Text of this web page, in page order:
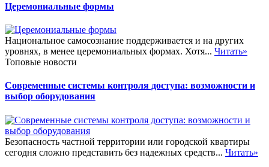
Церемониальные формы
Национальное самосознание поддерживается и на других
уровнях, в менее церемониальных формах. Хотя... Читать»
Топовые новости
Современные системы контроля доступа: возможности и
выбор оборудования
Безопасность частной территории или городской квартиры
сегодня сложно представить без надежных средств... Читать»